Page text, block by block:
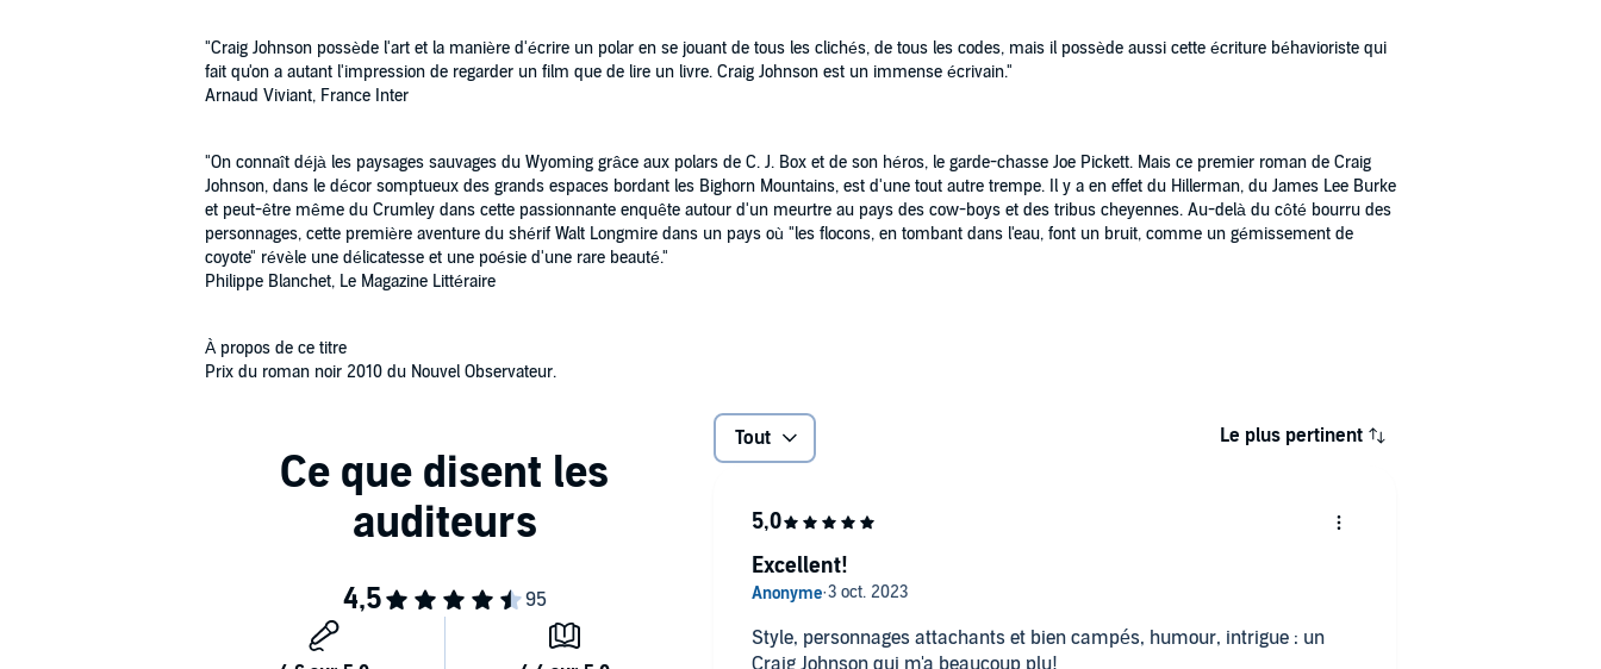
"Craig Johnson possède l'art et la manière d'écrire un polar en se jouant de tous les clichés, de tous les codes, mais il possède aussi cette écriture béhavioriste qui
fait qu'on a autant l'impression de regarder un film que de lire un livre. Craig Johnson est un immense écrivain."
Arnaud Viviant, France Inter
"On connaît déjà les paysages sauvages du Wyoming grâce aux polars de C. J. Box et de son héros, le garde-chasse Joe Pickett. Mais ce premier roman de Craig
Johnson, dans le décor somptueux des grands espaces bordant les Bighorn Mountains, est d'une tout autre trempe. Il y a en effet du Hillerman, du James Lee Burke
et peut-être même du Crumley dans cette passionnante enquête autour d'un meurtre au pays des cow-boys et des tribus cheyennes. Au-delà du côté bourru des
personnages, cette première aventure du shérif Walt Longmire dans un pays où "les flocons, en tombant dans l'eau, font un bruit, comme un gémissement de
coyote" révèle une délicatesse et une poésie d'une rare beauté."
Philippe Blanchet, Le Magazine Littéraire
À propos de ce titre
Prix du roman noir 2010 du Nouvel Observateur.
Tout Le plus pertinent
Style, personnages attachants et bien campés, humour, intrigue : un
Craig Johnson qui m'a beaucoup plu!
Excellent!